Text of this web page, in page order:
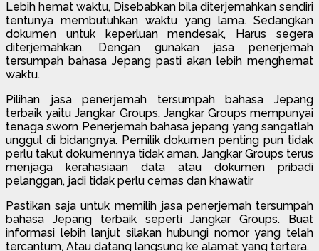
Lebih hemat waktu, Disebabkan bila diterjemahkan sendiri
tentunya membutuhkan waktu yang lama. Sedangkan
dokumen untuk keperluan mendesak, Harus segera
diterjemahkan. Dengan gunakan jasa penerjemah
tersumpah bahasa Jepang pasti akan lebih menghemat
waktu.
Pilihan jasa penerjemah tersumpah bahasa Jepang
terbaik yaitu Jangkar Groups. Jangkar Groups mempunyai
tenaga sworn Penerjemah bahasa jepang yang sangatlah
unggul di bidangnya. Pemilik dokumen penting pun tidak
perlu takut dokumennya tidak aman. Jangkar Groups terus
menjaga kerahasiaan data atau dokumen pribadi
pelanggan, jadi tidak perlu cemas dan khawatir
Pastikan saja untuk memilih jasa penerjemah tersumpah
bahasa Jepang terbaik seperti Jangkar Groups. Buat
informasi lebih lanjut silakan hubungi nomor yang telah
tercantum, Atau datang langsung ke alamat yang tertera.